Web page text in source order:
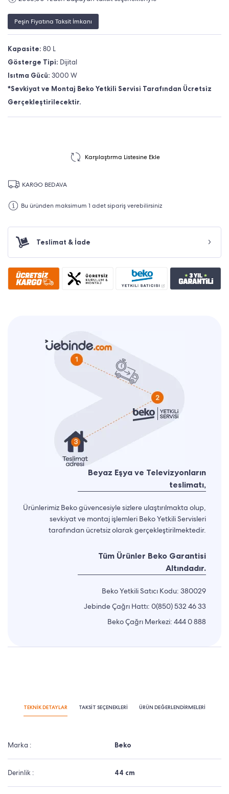
Peşin Fiyatına Taksit İmkanı
Kapasite: 80 L
Gösterge Tipi: Dijital
Isıtma Gücü: 3000 W
*Sevkiyat ve Montaj Beko Yetkili Servisi Tarafından Ücretsiz
Gerçekleştirilecektir.
Karşılaştırma Listesine Ekle
KARGO BEDAVA
Bu üründen maksimum 1 adet sipariş verebilirsiniz
Teslimat & İade
Beyaz Eşya ve Televizyonların
teslimatı,
Ürünlerimiz Beko güvencesiyle sizlere ulaştırılmakta olup,
sevkiyat ve montaj işlemleri Beko Yetkili Servisleri
tarafından ücretsiz olarak gerçekleştirilmektedir.
Tüm Ürünler Beko Garantisi
Altındadır.
Beko Yetkili Satıcı Kodu: 380029
Jebinde Çağrı Hattı: 0(850) 532 46 33
Beko Çağrı Merkezi: 444 0 888
TEKNİK DETAYLAR TAKSİT SEÇENEKLERİ ÜRÜN DEĞERLENDİRMELERİ
Marka : Beko
Derinlik : 44 cm